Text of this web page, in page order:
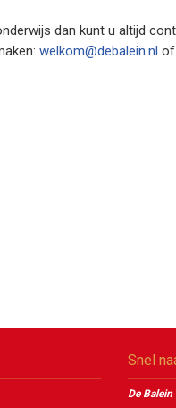
dan kunt u altijd
welkom@debalein.nl of
Snel
De Balein